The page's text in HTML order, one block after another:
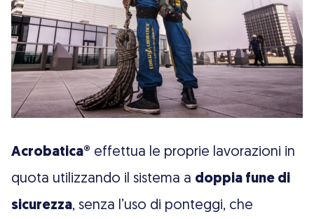
Acrobatica® effettua le proprie lavorazioni in
quota utilizzando il sistema a doppia fune di
sicurezza, senza l’uso di ponteggi, che